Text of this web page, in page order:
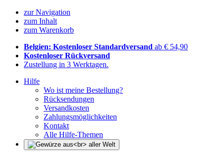
zur Navigation
zum Inhalt
zum Warenkorb
Belgien: Kostenloser Standardversand ab € 54,90
Kostenloser Rückversand
Zustellung in 3 Werktagen.
Hilfe
Wo ist meine Bestellung?
Rücksendungen
Versandkosten
Zahlungsmöglichkeiten
Kontakt
Alle Hilfe-Themen